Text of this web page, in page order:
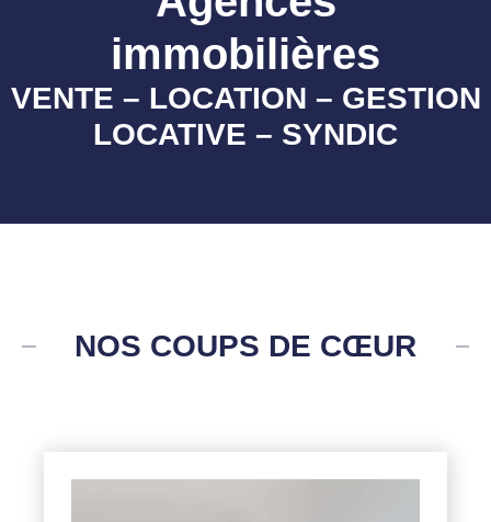
immobilières
VENTE – LOCATION – GESTION
LOCATIVE – SYNDIC
NOS COUPS DE CŒUR